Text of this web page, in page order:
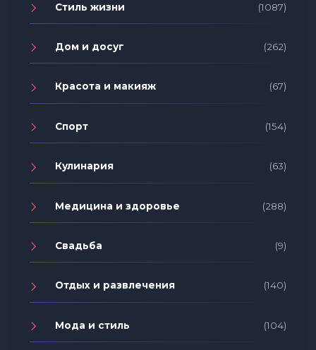
Стиль жизни (1087)
Дом и досуг (262)
Красота и макияж (67)
Спорт (154)
Кулинария (63)
Медицина и здоровье (288)
Свадьба (9)
Отдых и развлечения (140)
Мода и стиль (104)